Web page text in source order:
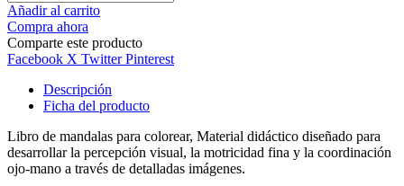
Añadir al carrito
Compra ahora
Comparte este producto
Facebook X Twitter Pinterest
Descripción
Ficha del producto
Libro de mandalas para colorear, Material didáctico diseñado para
desarrollar la percepción visual, la motricidad fina y la coordinación
ojo-mano a través de detalladas imágenes.